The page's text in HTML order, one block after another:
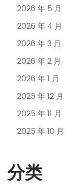
2026 年 5 月
2026 年 4 月
2026 年 3 月
2026 年 2 月
2026 年 1 月
2025 年 12 月
2025 年 11 月
2025 年 10 月
分类